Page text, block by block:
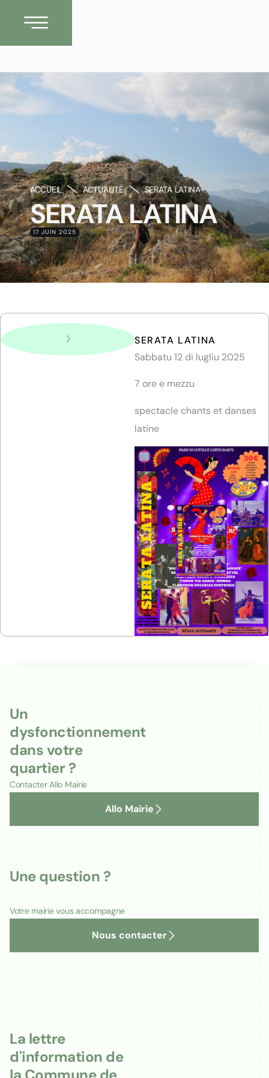
ACCUEIL ACTUALITÉ SERATA LATINA
SERATA LATINA
17 JUIN 2025
SERATA LATINA
Sabbatu 12 di lugliu 2025
7 ore e mezzu
spectacle chants et danses
latine
Un
dysfonctionnement
dans votre
quartier ?
Contacter Allo Mairie
Allo Mairie
Une question ?
Votre mairie vous accompagne
Nous contacter
La lettre
d'information de